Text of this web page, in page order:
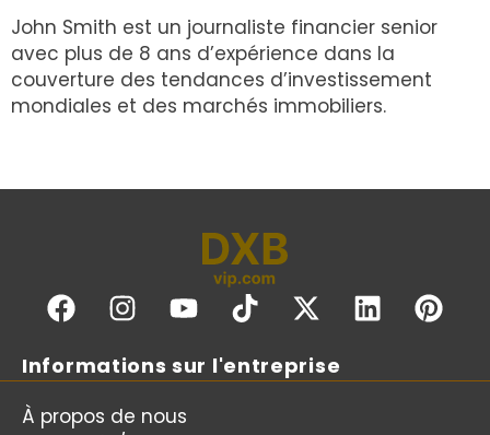
John Smith est un journaliste financier senior
avec plus de 8 ans d’expérience dans la
couverture des tendances d’investissement
mondiales et des marchés immobiliers.
Informations sur l'entreprise
À propos de nous